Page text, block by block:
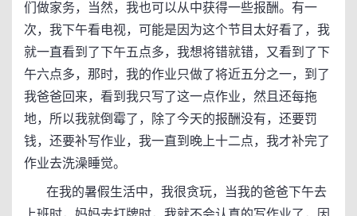
们做家务，当然，我也可以从中获得一些报酬。有一
次，我下午看电视，可能是因为这个节目太好看了，我
就一直看到了下午五点多，我想将错就错，又看到了下
午六点多，那时，我的作业只做了将近五分之一，到了
我爸爸回来，看到我只写了这一点作业，然且还每拖
地，所以我就倒霉了，除了今天的报酬没有，还要罚
钱，还要补写作业，我一直到晚上十二点，我才补完了
作业去洗澡睡觉。
在我的暑假生活中，我很贪玩，当我的爸爸下午去